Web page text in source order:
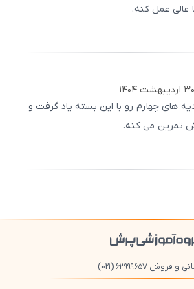
عالی عمل کنه.
۳۰ اردیبهشت ۱۴۰۴
های چهارم رو با این بسته یاد گرفت و
تمرین می‌ کنه.
و فروش ۶۲۹۹۹۶۵۷ (021)